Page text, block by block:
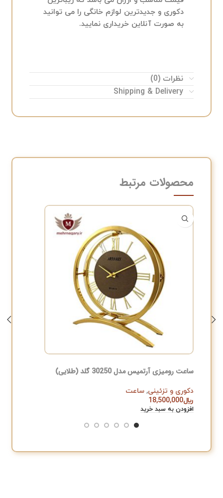
دکوری و جدیدترین لوازم خانگی را می توانید
به صورت آنلاین خریداری نمایید.
نظرات (0)
Shipping & Delivery
محصولات مرتبط
ساعت رومیزی آرتمیس مدل 30250 گلد (طلایی)
دکوری و تزئینی, ساعت
﷼18,500,000
افزودن به سبد خرید